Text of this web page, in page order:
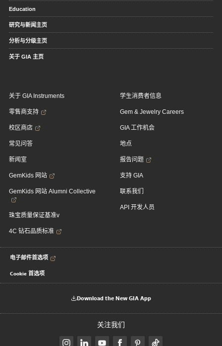
Education
研究与新闻主页
分析与分级主页
关于 GIA 主页
关于 GIA Instruments
零售商支持
校区商店
常见问答
新闻室
GemKids 网站
GemKids 网站 Alumni Collective
珠宝质量保证基准v
4C 钻石品质标准
学生消费者信息
Gem & Jewelry Careers
GIA 工作机会
地点
报告问题
支持 GIA
联系我们
API 开发人员
电子邮件首选项
Cookie 首选项
Download the New GIA App
关注我们